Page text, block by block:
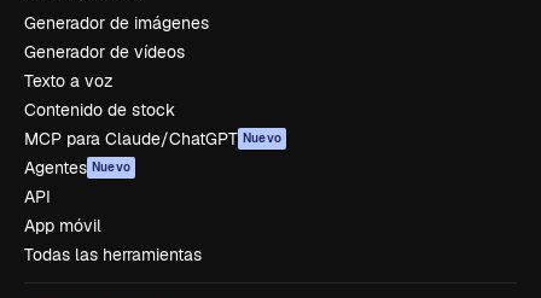
Generador de imágenes
Generador de vídeos
Texto a voz
Contenido de stock
MCP para Claude/ChatGPT Nuevo
Agentes Nuevo
API
App móvil
Todas las herramientas